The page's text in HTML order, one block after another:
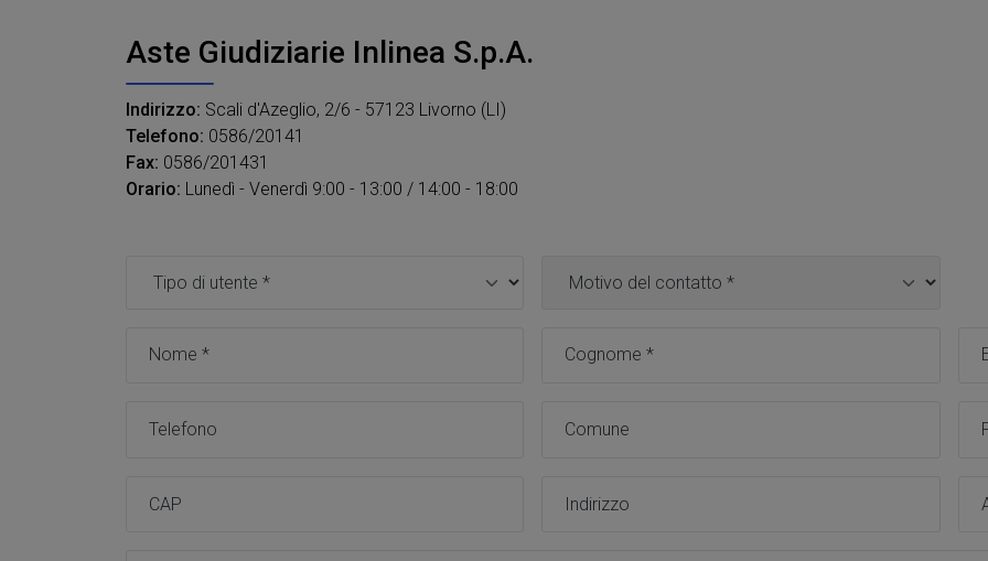
Aste Giudiziarie Inlinea S.p.A.
Indirizzo: Scali d'Azeglio, 2/6 - 57123 Livorno (LI)
Telefono: 0586/20141
Fax: 0586/201431
Orario: Lunedì - Venerdì 9:00 - 13:00 / 14:00 - 18:00